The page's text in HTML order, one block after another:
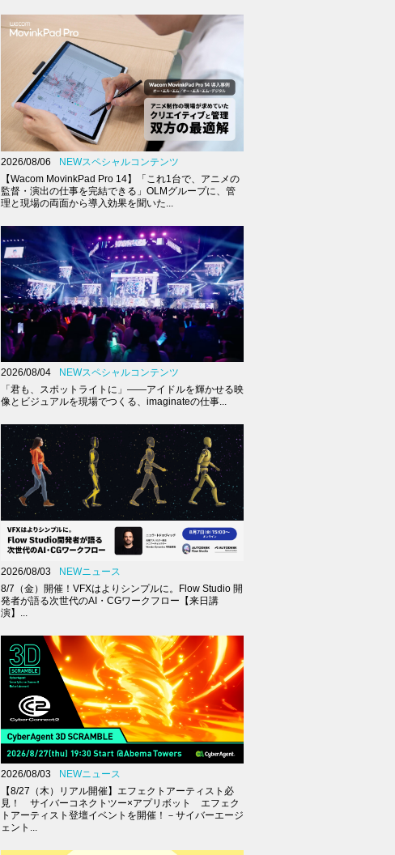
2026/08/06
NEWスペシャルコンテンツ
【Wacom MovinkPad Pro 14】「これ1台で、アニメの
監督・演出の仕事を完結できる」OLMグループに、管
理と現場の両面から導入効果を聞いた...
2026/08/04
NEWスペシャルコンテンツ
「君も、スポットライトに」――アイドルを輝かせる映
像とビジュアルを現場でつくる、imaginateの仕事...
2026/08/03
NEWニュース
8/7（金）開催！VFXはよりシンプルに。Flow Studio 開
発者が語る次世代のAI・CGワークフロー【来日講
演】...
2026/08/03
NEWニュース
【8/27（木）リアル開催】エフェクトアーティスト必
見！ サイバーコネクトツー×アプリボット エフェク
トアーティスト登壇イベントを開催！－サイバーエージ
ェント...